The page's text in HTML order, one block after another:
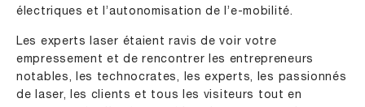
électriques et l’autonomisation de l’e-mobilité.
Les experts laser étaient ravis de voir votre
empressement et de rencontrer les entrepreneurs
notables, les technocrates, les experts, les passionnés
de laser, les clients et tous les visiteurs tout en